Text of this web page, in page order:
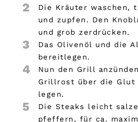
2
Die Kräuter waschen,
und zupfen. Den
und grob zerdrücken.
3
Das Olivenöl und die
bereitlegen.
4
Nun den Grill
Grillrost über die Glut
legen.
5
Die Steaks leicht
pfeffern, für ca.